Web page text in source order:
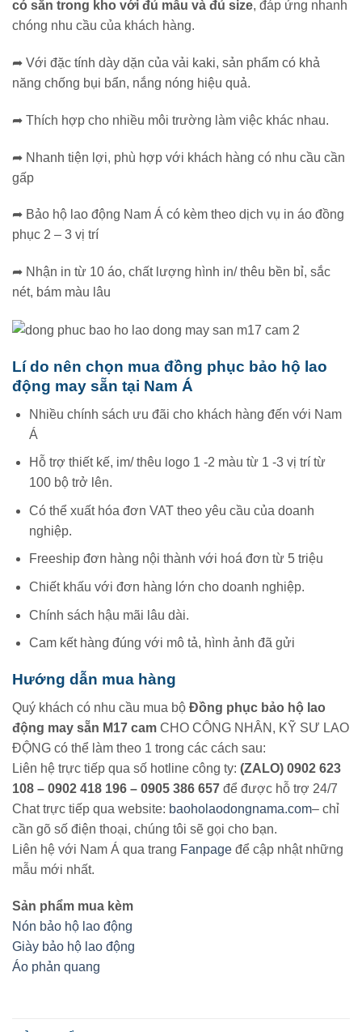
có sẵn trong kho với đủ mẫu và đủ size, đáp ứng nhanh
chóng nhu cầu của khách hàng.
➦ Với đặc tính dày dặn của vải kaki, sản phẩm có khả
năng chống bụi bẩn, nắng nóng hiệu quả.
➦ Thích hợp cho nhiều môi trường làm việc khác nhau.
➦ Nhanh tiện lợi, phù hợp với khách hàng có nhu cầu cần
gấp
➦ Bảo hộ lao động Nam Á có kèm theo dịch vụ in áo đồng
phục 2 – 3 vị trí
➦ Nhận in từ 10 áo, chất lượng hình in/ thêu bền bỉ, sắc
nét, bám màu lâu
Lí do nên chọn mua đồng phục bảo hộ lao
động may sẵn tại Nam Á
Nhiều chính sách ưu đãi cho khách hàng đến với Nam
Á
Hỗ trợ thiết kế, im/ thêu logo 1 -2 màu từ 1 -3 vị trí từ
100 bộ trở lên.
Có thể xuất hóa đơn VAT theo yêu cầu của doanh
nghiệp.
Freeship đơn hàng nội thành với hoá đơn từ 5 triệu
Chiết khấu với đơn hàng lớn cho doanh nghiệp.
Chính sách hậu mãi lâu dài.
Cam kết hàng đúng với mô tả, hình ảnh đã gửi
Hướng dẫn mua hàng
Quý khách có nhu cầu mua bộ Đồng phục bảo hộ lao
động may sẵn M17 cam CHO CÔNG NHÂN, KỸ SƯ LAO
ĐỘNG có thể làm theo 1 trong các cách sau:
Liên hệ trực tiếp qua số hotline công ty: (ZALO) 0902 623
108 – 0902 418 196 – 0905 386 657 để được hỗ trợ 24/7
Chat trực tiếp qua website: baoholaodongnama.com– chỉ
cần gõ số điện thoại, chúng tôi sẽ gọi cho bạn.
Liên hệ với Nam Á qua trang Fanpage để cập nhật những
mẫu mới nhất.
Sản phẩm mua kèm
Nón bảo hộ lao động
Giày bảo hộ lao động
Áo phản quang